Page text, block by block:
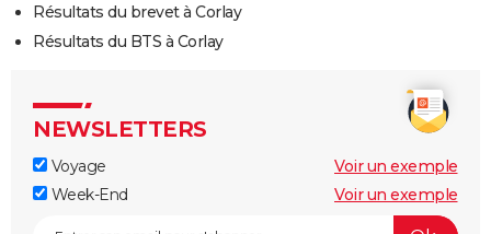
Résultats du brevet à Corlay
Résultats du BTS à Corlay
NEWSLETTERS
Voyage
Voir un exemple
Week-End
Voir un exemple